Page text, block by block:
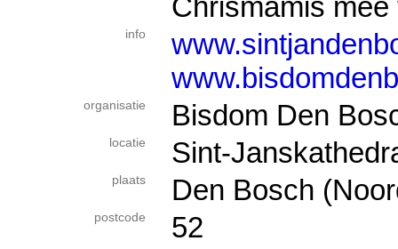
info
organisatie Bisdom Den
locatie Sint-
plaats Den Bosch
postcode 52